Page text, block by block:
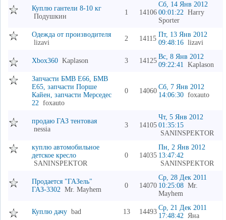
Куплю гантели 8-10 кг
Подушкин
1 14106
Сб, 14 Янв 2012
00:01:22 Harry
Sporter
Одежда от производителя
lizavi
2 14115
Пт, 13 Янв 2012
09:48:16 lizavi
Xbox360 Kaplason 3 14125
Вс, 8 Янв 2012
09:22:41
Kaplason
Запчасти БМВ Е66, БМВ
Е65, запчасти Порше
Кайен, запчасти Мерседес
22
foxauto
0 14060
Сб, 7 Янв 2012
14:06:30 foxauto
продаю ГАЗ тентовая
nessia
3 14105
Чт, 5 Янв 2012
01:35:15
SANINSPEKTOR
куплю автомобильное
детское кресло
SANINSPEKTOR
0 14035
Пн, 2 Янв 2012
13:47:42
SANINSPEKTOR
Продается "ГАЗель"
ГАЗ-3302
Mr. Mayhem
0 14070
Ср, 28 Дек 2011
10:25:08 Mr.
Mayhem
Куплю дачу bad 13 14493
Ср, 21 Дек 2011
17:48:42
Яна